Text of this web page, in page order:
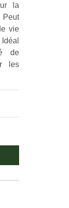
la
vie
de
les